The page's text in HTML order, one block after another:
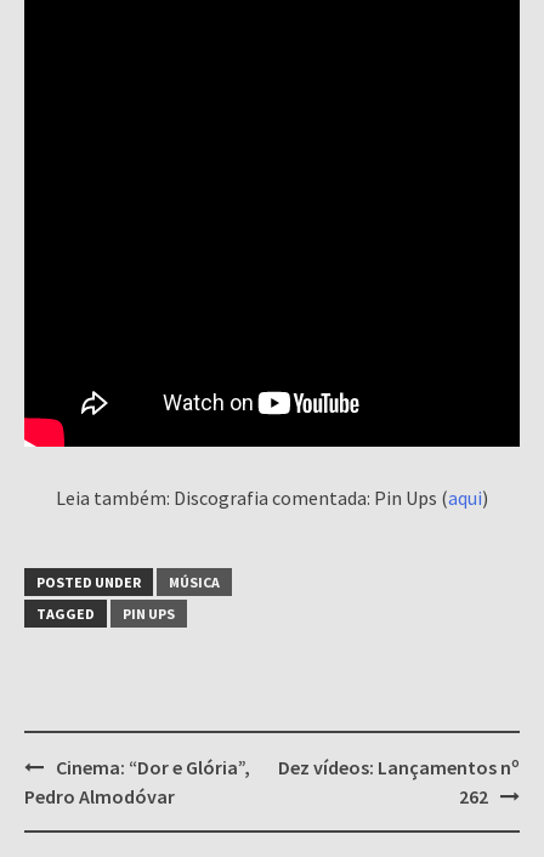
Leia também: Discografia comentada: Pin Ups (aqui)
POSTED UNDER
MÚSICA
TAGGED
PIN UPS
Post
navigation
Cinema: “Dor e Glória”,
Pedro Almodóvar
Dez vídeos: Lançamentos nº
262